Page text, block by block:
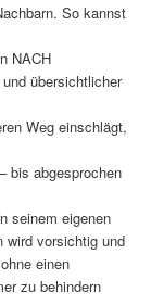
So kannst
NACH
übersichtlicher
Weg einschlägt,
bis abgesprochen
seinem eigenen
wird vorsichtig und
einen
zu behindern